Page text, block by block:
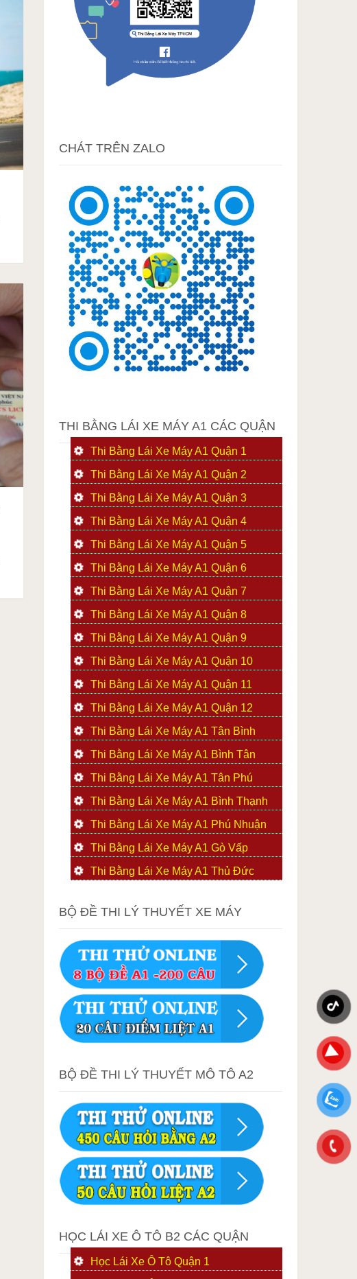
CHÁT TRÊN ZALO
THI BẰNG LÁI XE MÁY A1 CÁC QUẬN
Thi Bằng Lái Xe Máy A1 Quận 1
Thi Bằng Lái Xe Máy A1 Quận 2
Thi Bằng Lái Xe Máy A1 Quận 3
Thi Bằng Lái Xe Máy A1 Quận 4
Thi Bằng Lái Xe Máy A1 Quận 5
Thi Bằng Lái Xe Máy A1 Quận 6
Thi Bằng Lái Xe Máy A1 Quận 7
Thi Bằng Lái Xe Máy A1 Quận 8
Thi Bằng Lái Xe Máy A1 Quận 9
Thi Bằng Lái Xe Máy A1 Quận 10
Thi Bằng Lái Xe Máy A1 Quận 11
Thi Bằng Lái Xe Máy A1 Quận 12
Thi Bằng Lái Xe Máy A1 Tân Bình
Thi Bằng Lái Xe Máy A1 Bình Tân
Thi Bằng Lái Xe Máy A1 Tân Phú
Thi Bằng Lái Xe Máy A1 Bình Thạnh
Thi Bằng Lái Xe Máy A1 Phú Nhuận
Thi Bằng Lái Xe Máy A1 Gò Vấp
Thi Bằng Lái Xe Máy A1 Thủ Đức
BỘ ĐỀ THI LÝ THUYẾT XE MÁY
BỘ ĐỀ THI LÝ THUYẾT MÔ TÔ A2
HỌC LÁI XE Ô TÔ B2 CÁC QUẬN
Học Lái Xe Ô Tô Quận 1